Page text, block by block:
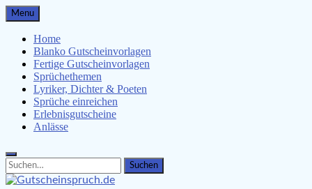
Skip
to
content
Menu
Home
Blanko Gutscheinvorlagen
Fertige Gutscheinvorlagen
Sprüchethemen
Lyriker, Dichter & Poeten
Sprüche einreichen
Erlebnisgutscheine
Anlässe
Search
for:
Search